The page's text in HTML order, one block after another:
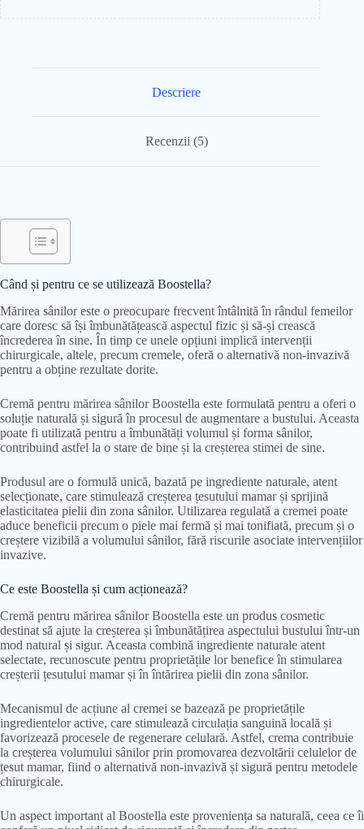
Descriere
Recenzii (5)
Când și pentru ce se utilizează Boostella?
Mărirea sânilor este o preocupare frecvent întâlnită în rândul femeilor
care doresc să își îmbunătățească aspectul fizic și să-și crească
încrederea în sine. În timp ce unele opțiuni implică intervenții
chirurgicale, altele, precum cremele, oferă o alternativă non-invazivă
pentru a obține rezultate dorite.
Cremă pentru mărirea sânilor Boostella este formulată pentru a oferi o
soluție naturală și sigură în procesul de augmentare a bustului. Aceasta
poate fi utilizată pentru a îmbunătăți volumul și forma sânilor,
contribuind astfel la o stare de bine și la creșterea stimei de sine.
Produsul are o formulă unică, bazată pe ingrediente naturale, atent
selecționate, care stimulează creșterea țesutului mamar și sprijină
elasticitatea pielii din zona sânilor. Utilizarea regulată a cremei poate
aduce beneficii precum o piele mai fermă și mai tonifiată, precum și o
creștere vizibilă a volumului sânilor, fără riscurile asociate intervențiilor
invazive.
Ce este Boostella și cum acționează?
Cremă pentru mărirea sânilor Boostella este un produs cosmetic
destinat să ajute la creșterea și îmbunătățirea aspectului bustului într-un
mod natural și sigur. Aceasta combină ingrediente naturale atent
selectate, recunoscute pentru proprietățile lor benefice în stimularea
creșterii țesutului mamar și în întărirea pielii din zona sânilor.
Mecanismul de acțiune al cremei se bazează pe proprietățile
ingredientelor active, care stimulează circulația sanguină locală și
favorizează procesele de regenerare celulară. Astfel, crema contribuie
la creșterea volumului sânilor prin promovarea dezvoltării celulelor de
țesut mamar, fiind o alternativă non-invazivă și sigură pentru metodele
chirurgicale.
Un aspect important al Boostella este proveniența sa naturală, ceea ce îi